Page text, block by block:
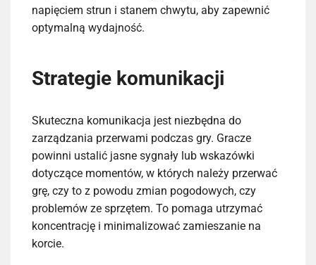
napięciem strun i stanem chwytu, aby zapewnić
optymalną wydajność.
Strategie komunikacji
Skuteczna komunikacja jest niezbędna do
zarządzania przerwami podczas gry. Gracze
powinni ustalić jasne sygnały lub wskazówki
dotyczące momentów, w których należy przerwać
grę, czy to z powodu zmian pogodowych, czy
problemów ze sprzętem. To pomaga utrzymać
koncentrację i minimalizować zamieszanie na
korcie.